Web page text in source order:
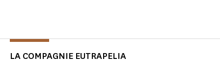
LA COMPAGNIE EUTRAPELIA